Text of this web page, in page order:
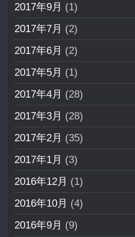
2017年9月 (1)
2017年7月 (2)
2017年6月 (2)
2017年5月 (1)
2017年4月 (28)
2017年3月 (28)
2017年2月 (35)
2017年1月 (3)
2016年12月 (1)
2016年10月 (4)
2016年9月 (9)